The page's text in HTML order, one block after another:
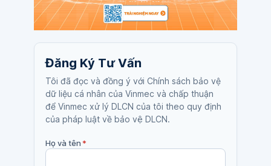
Đăng Ký Tư Vấn
Tôi đã đọc và đồng ý với Chính sách bảo vệ
dữ liệu cá nhân của Vinmec và chấp thuận
để Vinmec xử lý DLCN của tôi theo quy định
của pháp luật về bảo vệ DLCN.
Họ và tên*